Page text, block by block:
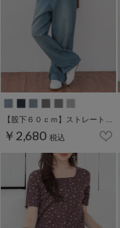
￥2,680 税込